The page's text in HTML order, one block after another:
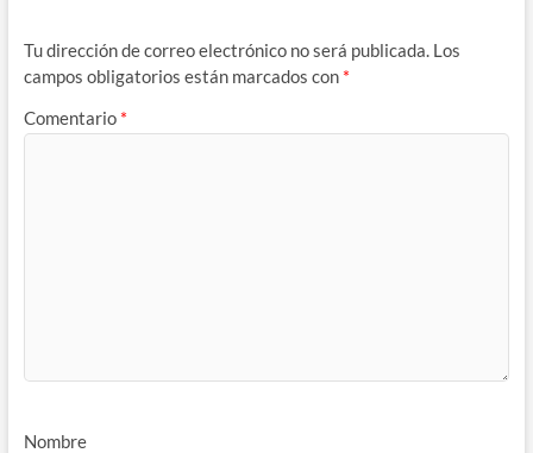
Tu dirección de correo electrónico no será publicada. Los
campos obligatorios están marcados con *
Comentario *
Nombre